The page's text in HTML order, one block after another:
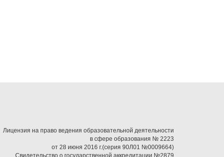
Лицензия на право ведения образовательной деятельности
в сфере образования № 2223
от 28 июня 2016 г.(серия 90Л01 №0009664)
Свидетельство о государственной аккредитации №2879